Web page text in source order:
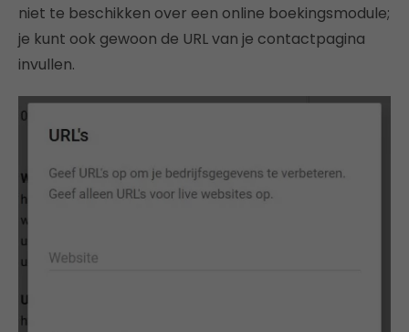
niet te beschikken over een online boekingsmodule;
je kunt ook gewoon de URL van je contactpagina
invullen.